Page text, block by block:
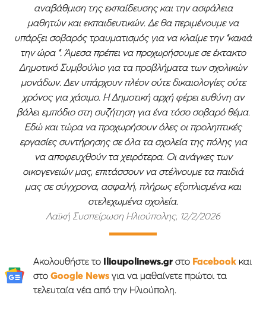
αναβάθμιση της εκπαίδευσης και την ασφάλεια
μαθητών και εκπαιδευτικών. Δε θα περιμένουμε να
υπάρξει σοβαρός τραυματισμός για να κλαίμε την “κακιά
την ώρα “. Άμεσα πρέπει να προχωρήσουμε σε έκτακτο
Δημοτικό Συμβούλιο για τα προβλήματα των σχολικών
μονάδων. Δεν υπάρχουν πλέον ούτε δικαιολογίες ούτε
χρόνος για χάσιμο. Η Δημοτική αρχή φέρει ευθύνη αν
βάλει εμπόδιο στη συζήτηση για ένα τόσο σοβαρό θέμα.
Εδώ και τώρα να προχωρήσουν όλες οι προληπτικές
εργασίες συντήρησης σε όλα τα σχολεία της πόλης για
να αποφευχθούν τα χειρότερα. Οι ανάγκες των
οικογενειών μας, επιτάσσουν να στέλνουμε τα παιδιά
μας σε σύγχρονα, ασφαλή, πλήρως εξοπλισμένα και
στελεχωμένα σχολεία.
Λαϊκή Συσπείρωση Ηλιούπολης, 12/2/2026
Ακολουθήστε το Ilioupolinews.grστο Facebookκαι
στο Google Newsγια να μαθαίνετε πρώτοι τα
τελευταία νέα από την Ηλιούπολη.